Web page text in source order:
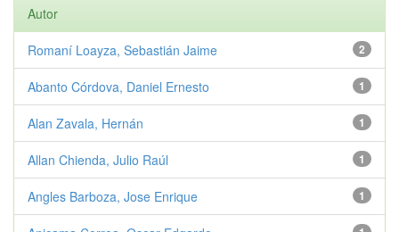
Autor
2
Romaní Loayza, Sebastián Jaime
1
Abanto Córdova, Daniel Ernesto
1
Alan Zavala, Hernán
1
Allan Chienda, Julio Raúl
1
Angles Barboza, Jose Enrique